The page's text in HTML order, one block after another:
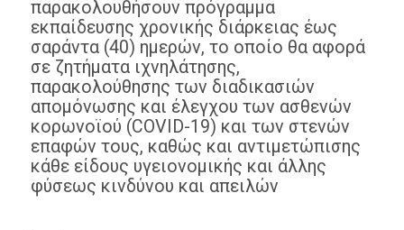
παρακολουθήσουν πρόγραμμα
εκπαίδευσης χρονικής διάρκειας έως
σαράντα (40) ημερών, το οποίο θα αφορά
σε ζητήματα ιχνηλάτησης,
παρακολούθησης των διαδικασιών
απομόνωσης και έλεγχου των ασθενών
κορωνοϊού (COVID-19) και των στενών
επαφών τους, καθώς και αντιμετώπισης
κάθε είδους υγειονομικής και άλλης
φύσεως κινδύνου και απειλών